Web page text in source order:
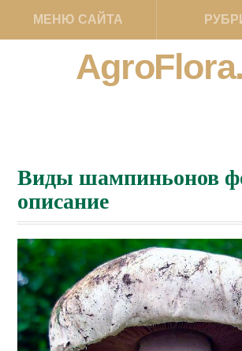
МЕНЮ САЙТА
Виды шампиньонов
описание